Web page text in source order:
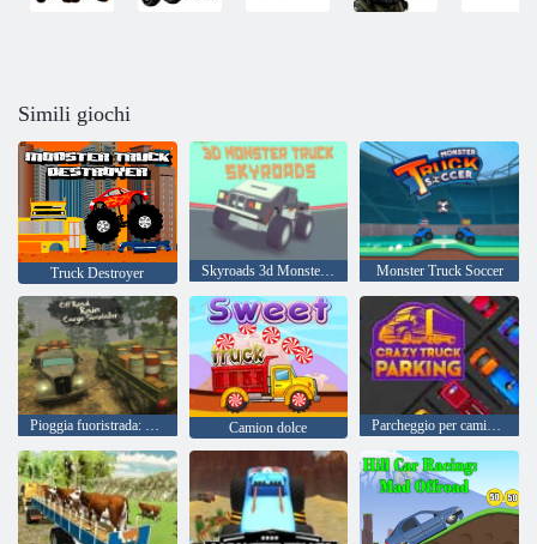
Simili giochi
Truck Destroyer Skyroads 3d Monster Truck Monster Truck Soccer
Pioggia fuoristrada: Cargo Simulator Camion dolce Parcheggio per camion pazzi